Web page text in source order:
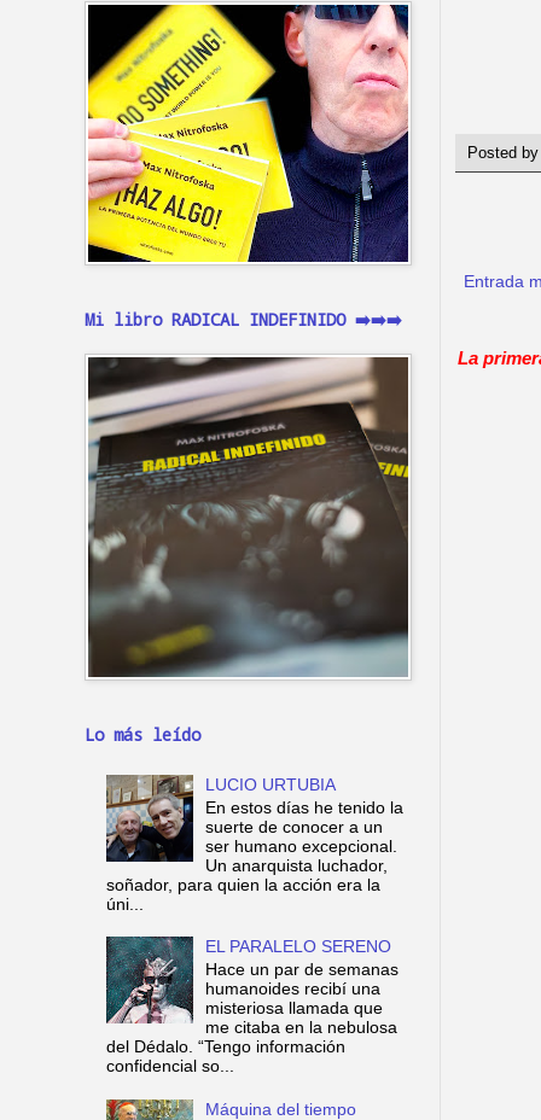
Posted
Entrada
La
Mi libro RADICAL INDEFINIDO ➡️➡️➡️
Lo más leído
LUCIO URTUBIA
En estos días he tenido la
suerte de conocer a un
ser humano excepcional.
Un anarquista luchador,
soñador, para quien la acción era la
úni...
EL PARALELO SERENO
Hace un par de semanas
humanoides recibí una
misteriosa llamada que
me citaba en la nebulosa
del Dédalo. “Tengo información
confidencial so...
Máquina del tiempo